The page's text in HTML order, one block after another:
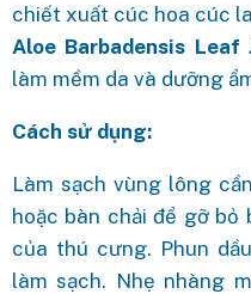
chiết xuất cúc hoa cúc
Aloe Barbadensis Leaf
làm mềm da và dưỡng
Cách sử dụng:
Làm sạch vùng lông
hoặc bàn chải để gỡ bỏ
của thú cưng. Phun
làm sạch. Nhẹ nhàng